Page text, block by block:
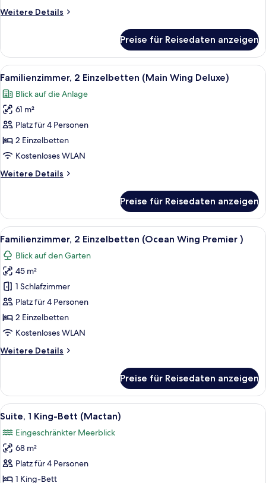
Panorama)
Weitere Details
Weitere
1 King-
Bett
(Ocean
Panorama)
Preise für Reisedaten anzeigen
Alle
Fotos
für
Familienzimmer,
2 Einzelbetten
(Main
Wing
anzeigen
Ein Hotelzimmer mit zwei Betten,
7
Familienzimmer, 2 Einzelbetten (Main Wing Deluxe)
Blick auf die Anlage
61 m²
Platz für 4 Personen
2 Einzelbetten
Kostenloses WLAN
Weitere Details
Weitere
2 Einzelbetten
(Main
Wing
Preise für Reisedaten anzeigen
Alle
Fotos
für
Familienzimmer,
2 Einzelbetten
(Ocean
Wing
Premier
anzeigen
Ein Hotelzimmer mit zwei Betten,
6
Familienzimmer, 2 Einzelbetten (Ocean Wing Premier )
Blick auf den Garten
45 m²
1 Schlafzimmer
Platz für 4 Personen
2 Einzelbetten
Kostenloses WLAN
Weitere Details
Weitere
2 Einzelbetten
(Ocean
Wing
Preise für Reisedaten anzeigen
Alle
Fotos
für
Suite,
1 King-
Bett
5
Suite, 1 King-Bett (Mactan)
Eingeschränkter Meerblick
68 m²
Platz für 4 Personen
1 King-Bett